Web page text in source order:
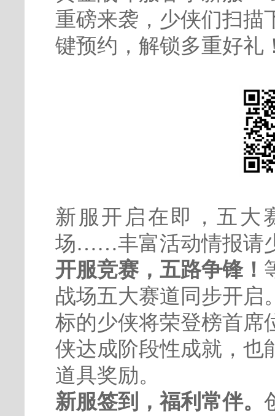
重磅来袭，少侠们扫描
键预约，解锁多重好礼
新服开启在即，五大
场……丰富活动情报请
开服竞赛，五路争锋！
战场五大赛道同步开启
标的少侠将荣登榜首席
侠达成阶段性成就，也
道具奖励。
新服签到，福利常伴。